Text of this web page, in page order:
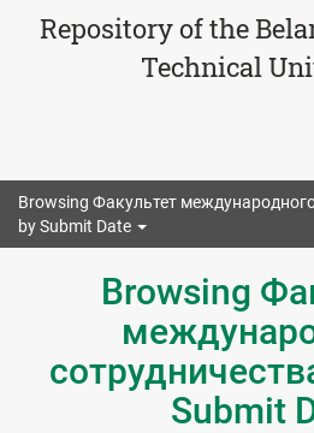
Repository of the
Technical
Browsing Факультет
by Submit Date
Browsing
Submit